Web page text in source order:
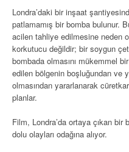
Londra’daki bir inşaat
patlamamış bir bomba bulunur.
acilen tahliye edilmesine neden
korkutucu değildir; bir soygun
bombada olmasını mükemmel
edilen bölgenin boşluğundan ve
olmasından yararlanarak
planlar.
Film, Londra’da ortaya çıkan bir
dolu olayları odağına alıyor.